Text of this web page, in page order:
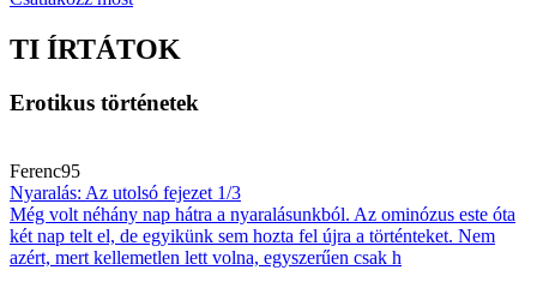
TI ÍRTÁTOK
Erotikus történetek
Ferenc95
Nyaralás: Az utolsó fejezet 1/3
Még volt néhány nap hátra a nyaralásunkból. Az ominózus este óta
két nap telt el, de egyikünk sem hozta fel újra a történteket. Nem
azért, mert kellemetlen lett volna, egyszerűen csak h